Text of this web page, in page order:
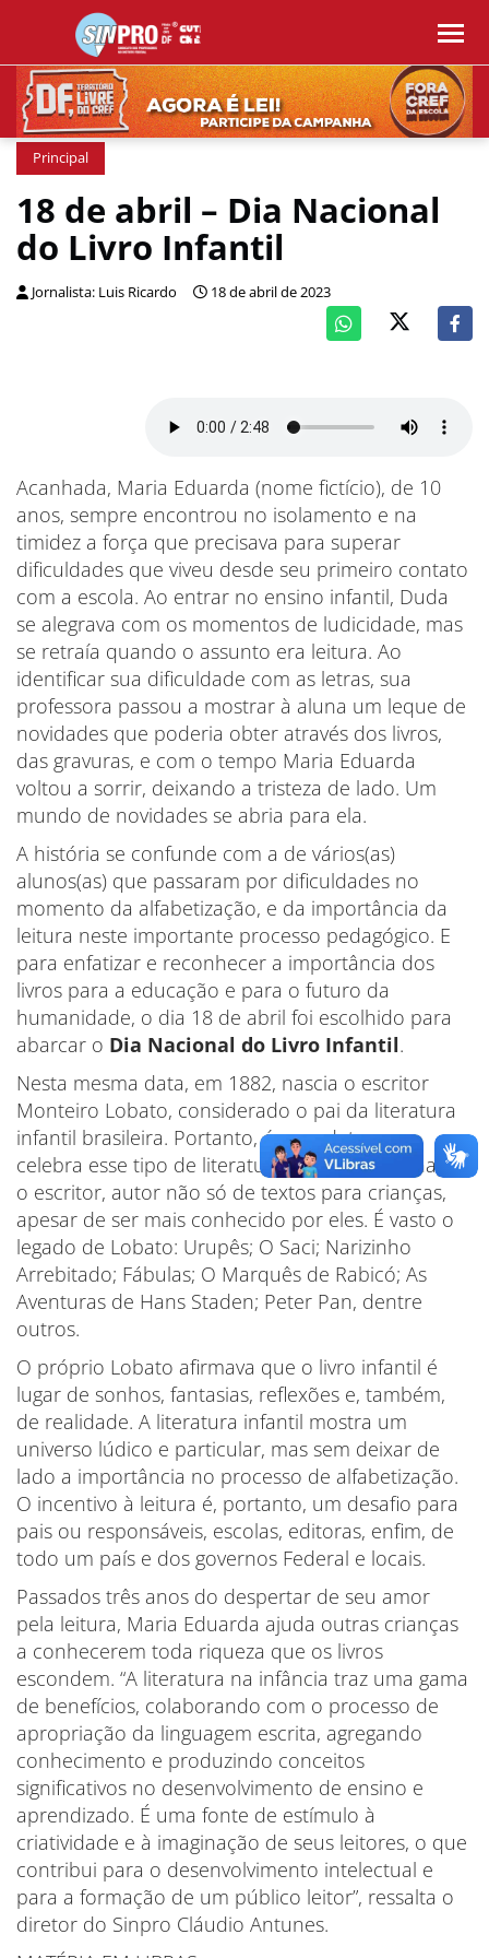
Principal
18 de abril – Dia Nacional
do Livro Infantil
Jornalista: Luis Ricardo 18 de abril de 2023
Acanhada, Maria Eduarda (nome fictício), de 10
anos, sempre encontrou no isolamento e na
timidez a força que precisava para superar
dificuldades que viveu desde seu primeiro contato
com a escola. Ao entrar no ensino infantil, Duda
se alegrava com os momentos de ludicidade, mas
se retraía quando o assunto era leitura. Ao
identificar sua dificuldade com as letras, sua
professora passou a mostrar à aluna um leque de
novidades que poderia obter através dos livros,
das gravuras, e com o tempo Maria Eduarda
voltou a sorrir, deixando a tristeza de lado. Um
mundo de novidades se abria para ela.
A história se confunde com a de vários(as)
alunos(as) que passaram por dificuldades no
momento da alfabetização, e da importância da
leitura neste importante processo pedagógico. E
para enfatizar e reconhecer a importância dos
livros para a educação e para o futuro da
humanidade, o dia 18 de abril foi escolhido para
abarcar o Dia Nacional do Livro Infantil.
Nesta mesma data, em 1882, nascia o escritor
Monteiro Lobato, considerado o pai da literatura
infantil brasileira. Portanto, é uma data que
celebra esse tipo de literatura e ainda homenageia
o escritor, autor não só de textos para crianças,
apesar de ser mais conhecido por eles. É vasto o
legado de Lobato: Urupês; O Saci; Narizinho
Arrebitado; Fábulas; O Marquês de Rabicó; As
Aventuras de Hans Staden; Peter Pan, dentre
outros.
O próprio Lobato afirmava que o livro infantil é
lugar de sonhos, fantasias, reflexões e, também,
de realidade. A literatura infantil mostra um
universo lúdico e particular, mas sem deixar de
lado a importância no processo de alfabetização.
O incentivo à leitura é, portanto, um desafio para
pais ou responsáveis, escolas, editoras, enfim, de
todo um país e dos governos Federal e locais.
Passados três anos do despertar de seu amor
pela leitura, Maria Eduarda ajuda outras crianças
a conhecerem toda riqueza que os livros
escondem. “A literatura na infância traz uma gama
de benefícios, colaborando com o processo de
apropriação da linguagem escrita, agregando
conhecimento e produzindo conceitos
significativos no desenvolvimento de ensino e
aprendizado. É uma fonte de estímulo à
criatividade e à imaginação de seus leitores, o que
contribui para o desenvolvimento intelectual e
para a formação de um público leitor”, ressalta o
diretor do Sinpro Cláudio Antunes.